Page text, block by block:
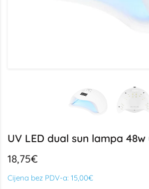
UV LED dual sun lampa 48w
18,75€
Cijena bez PDV-a: 15,00€